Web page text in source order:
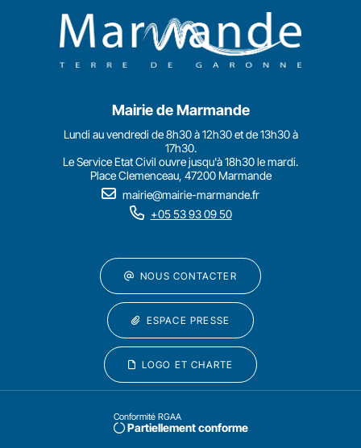
Mairie de Marmande
Lundi au vendredi de 8h30 à 12h30 et de 13h30 à
17h30.
Le Service Etat Civil ouvre jusqu'à 18h30 le mardi.
Place Clemenceau, 47200 Marmande
mairie@mairie-marmande.fr
+05 53 93 09 50
NOUS CONTACTER
ESPACE PRESSE
LOGO ET CHARTE
Conformité RGAA
Partiellement conforme